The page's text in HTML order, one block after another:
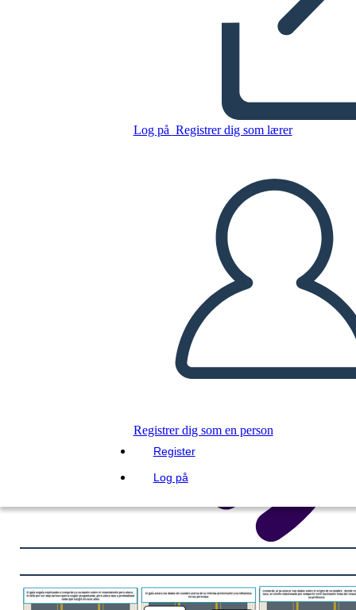
Log på Registrer dig som lærer
Registrer dig som en person
Register
Log på
Kopier dette storyboard
AFSPIL DIASSHOW
LÆS FOR MIG